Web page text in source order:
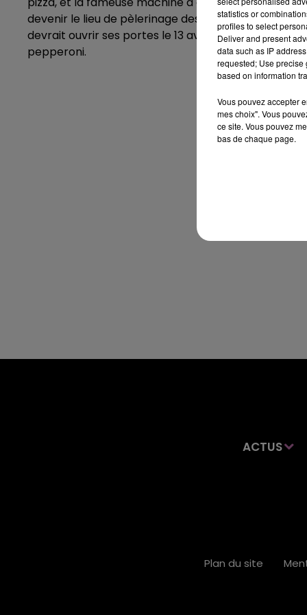
devenir le lieu de pèlerinage des fans de la saga
devrait ouvrir ses portes le 13 avril prochain. "Vers
pepperoni.
ACTUS
Plan du site
statistics or
profiles to select
Deliver and present
data such as IP
requested; Use precise
based on information
Vous pouvez accepter
mes choix". Vous
ce site. Vous pouvez
bas de chaque page.